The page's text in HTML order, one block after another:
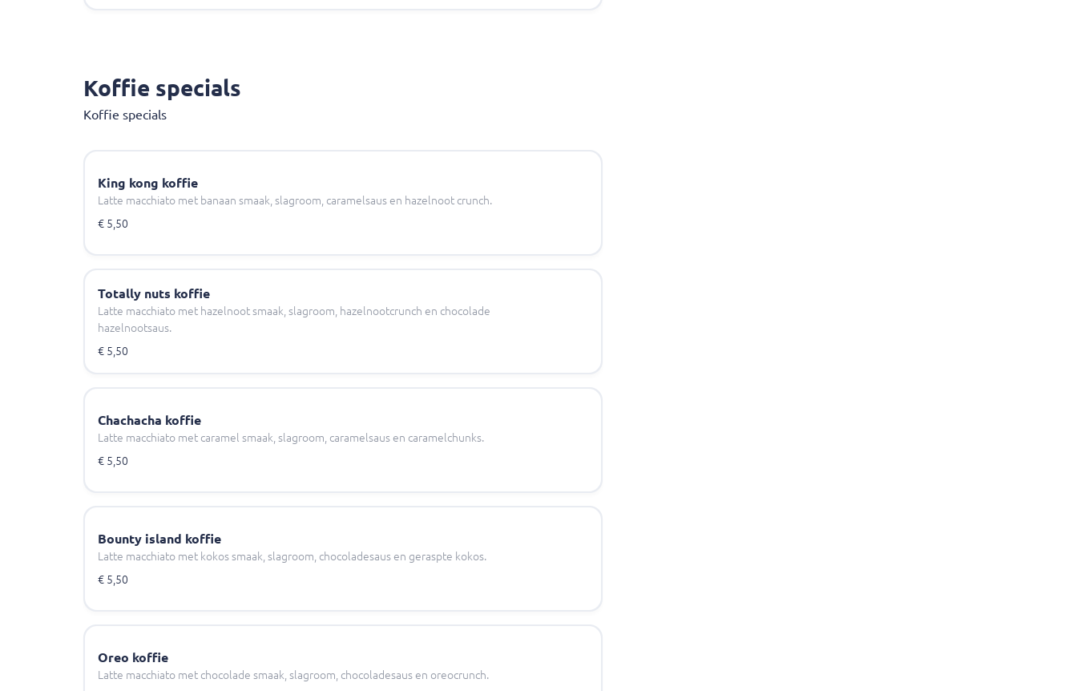
Koffie specials
Koffie specials
King kong koffie
Latte macchiato met banaan smaak, slagroom, caramelsaus en hazelnoot crunch.
€ 5,50
Totally nuts koffie
Latte macchiato met hazelnoot smaak, slagroom, hazelnootcrunch en chocolade
hazelnootsaus.
€ 5,50
Chachacha koffie
Latte macchiato met caramel smaak, slagroom, caramelsaus en caramelchunks.
€ 5,50
Bounty island koffie
Latte macchiato met kokos smaak, slagroom, chocoladesaus en geraspte kokos.
€ 5,50
Oreo koffie
Latte macchiato met chocolade smaak, slagroom, chocoladesaus en oreocrunch.